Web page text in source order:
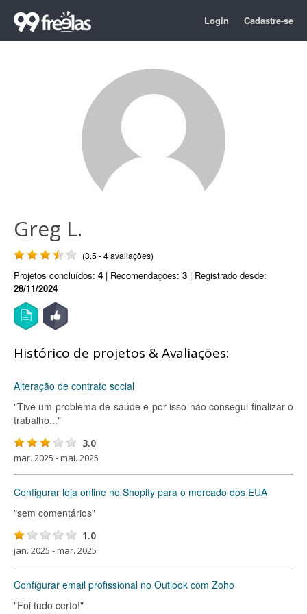
Login Cadastre-se
Greg L.
(3.5 - 4 avaliações)
Projetos concluídos: 4 | Recomendações: 3 | Registrado desde:
28/11/2024
Histórico de projetos & Avaliações:
Alteração de contrato social
"Tive um problema de saúde e por isso não consegui finalizar o
trabalho..."
3.0
mar. 2025 - mai. 2025
Configurar loja online no Shopify para o mercado dos EUA
"sem comentários"
1.0
jan. 2025 - mar. 2025
Configurar email profissional no Outlook com Zoho
"Foi tudo certo!"